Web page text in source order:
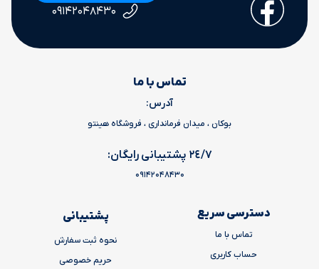
۰۹۱۴۲۰۴۸۴۳۰
تماس با ما
آدرس:
بوکان ، میدان فرمانداری ، فروشگاه هینتو
٢٤/٧ پشتیبانی رایگان:
09142048430
دسترسی سریع
تماس با ما
حساب کاربری
پشتیبانی
نحوه ثبت سفارش
حریم خصوصی